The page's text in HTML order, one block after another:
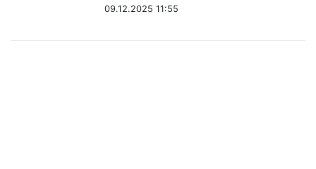
09.12.2025 11:55